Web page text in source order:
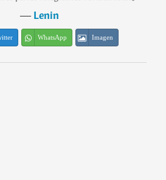
―Lenin
WhatsApp Imagen